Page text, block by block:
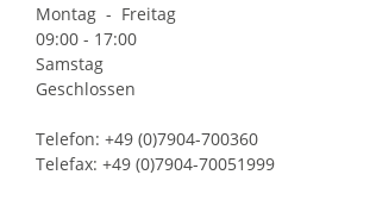
Montag - Freitag
09:00 - 17:00
Samstag
Geschlossen
Telefon: +49 (0)7904-700360
Telefax: +49 (0)7904-70051999